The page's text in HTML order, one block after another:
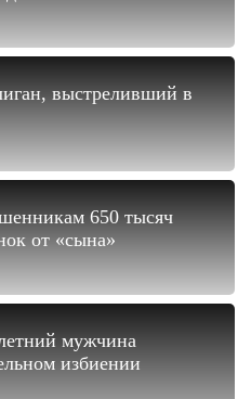
выстреливший в
650 тысяч
от «сына»
мужчина
избиении